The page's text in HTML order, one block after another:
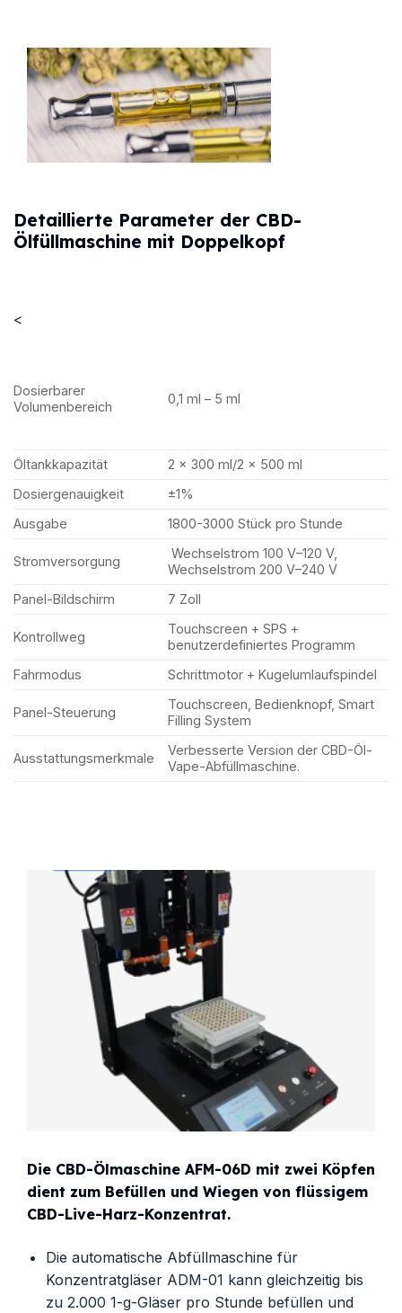
Detaillierte Parameter der CBD-
Ölfüllmaschine mit Doppelkopf
<
Dosierbarer
Volumenbereich
0,1 ml – 5 ml
Öltankkapazität
2 x 300 ml/2 x 500 ml
Dosiergenauigkeit
±1%
Ausgabe
1800-3000 Stück pro Stunde
Stromversorgung
Wechselstrom 100 V–120 V,
Wechselstrom 200 V–240 V
Panel-Bildschirm
7 Zoll
Kontrollweg
Touchscreen + SPS +
benutzerdefiniertes Programm
Fahrmodus
Schrittmotor + Kugelumlaufspindel
Panel-Steuerung
Touchscreen, Bedienknopf, Smart
Filling System
Ausstattungsmerkmale
Verbesserte Version der CBD-Öl-
Vape-Abfüllmaschine.
Die CBD-Ölmaschine AFM-06D mit zwei Köpfen
dient zum Befüllen und Wiegen von flüssigem
CBD-Live-Harz-Konzentrat.
Die automatische Abfüllmaschine für
Konzentratgläser ADM-01 kann gleichzeitig bis
zu 2.000 1-g-Gläser pro Stunde befüllen und